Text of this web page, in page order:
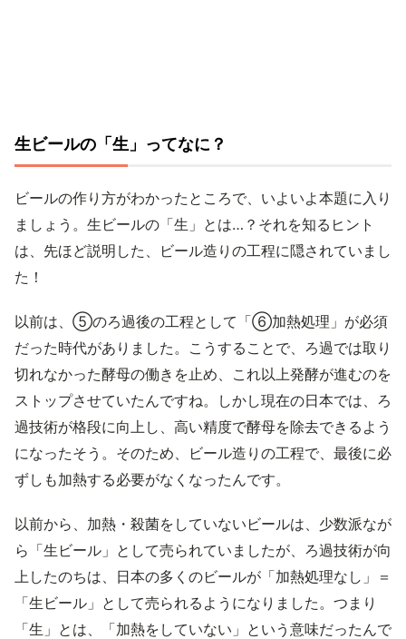
生ビールの「生」ってなに？
ビールの作り方がわかったところで、いよいよ本題に入り
ましょう。生ビールの「生」とは…？それを知るヒント
は、先ほど説明した、ビール造りの工程に隠されていまし
た！
以前は、⑤のろ過後の工程として「⑥加熱処理」が必須
だった時代がありました。こうすることで、ろ過では取り
切れなかった酵母の働きを止め、これ以上発酵が進むのを
ストップさせていたんですね。しかし現在の日本では、ろ
過技術が格段に向上し、高い精度で酵母を除去できるよう
になったそう。そのため、ビール造りの工程で、最後に必
ずしも加熱する必要がなくなったんです。
以前から、加熱・殺菌をしていないビールは、少数派なが
ら「生ビール」として売られていましたが、ろ過技術が向
上したのちは、日本の多くのビールが「加熱処理なし」＝
「生ビール」として売られるようになりました。つまり
「生」とは、「加熱をしていない」という意味だったんで